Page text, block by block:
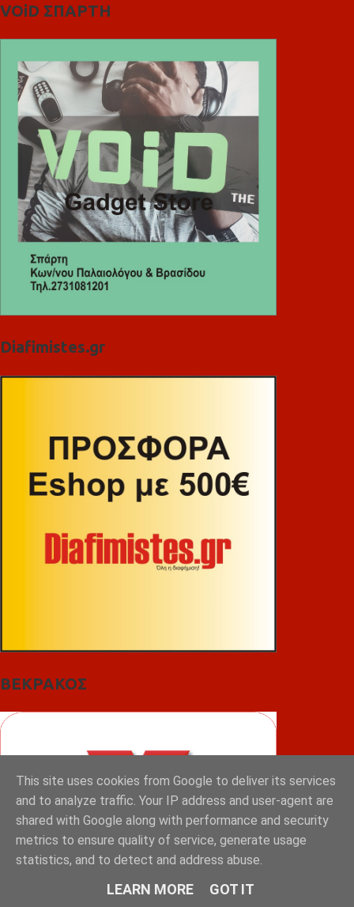
VOiD ΣΠΑΡΤΗ
Diafimistes.gr
ΒΕΚΡΑΚΟΣ
This site uses cookies from Google to deliver its services
and to analyze traffic. Your IP address and user-agent are
shared with Google along with performance and security
metrics to ensure quality of service, generate usage
statistics, and to detect and address abuse.
LEARN MORE GOT IT